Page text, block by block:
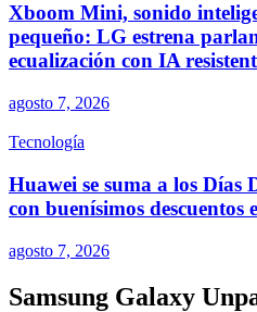
Xboom Mini, sonido
pequeño: LG estrena
ecualización con IA
agosto 7, 2026
Tecnología
Huawei se suma a los Días
con buenísimos descuentos
agosto 7, 2026
Samsung Galaxy